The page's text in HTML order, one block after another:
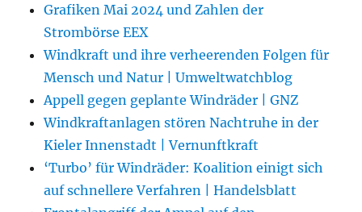
Grafiken Mai 2024 und Zahlen der
Strombörse EEX
Windkraft und ihre verheerenden Folgen für
Mensch und Natur | Umweltwatchblog
Appell gegen geplante Windräder | GNZ
Windkraftanlagen stören Nachtruhe in der
Kieler Innenstadt | Vernunftkraft
‘Turbo’ für Windräder: Koalition einigt sich
auf schnellere Verfahren | Handelsblatt